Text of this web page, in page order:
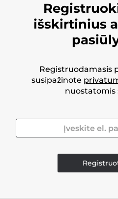
išskirtinius
Registruodamasis
susipažinote
nuostatomis